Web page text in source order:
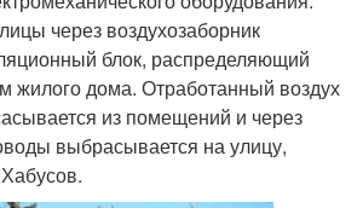
через воздухозаборник
блок, распределяющий
жилого дома. Отработанный воздух
из помещений и через
выбрасывается на улицу,